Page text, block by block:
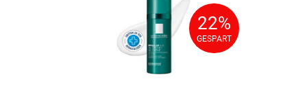
22%
GESPART
22%
GESPART